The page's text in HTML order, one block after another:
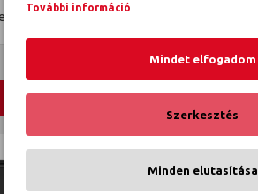
csomagtértálca
További információ
Mindet elfogadom
Szerkesztés
Minden elutasítása